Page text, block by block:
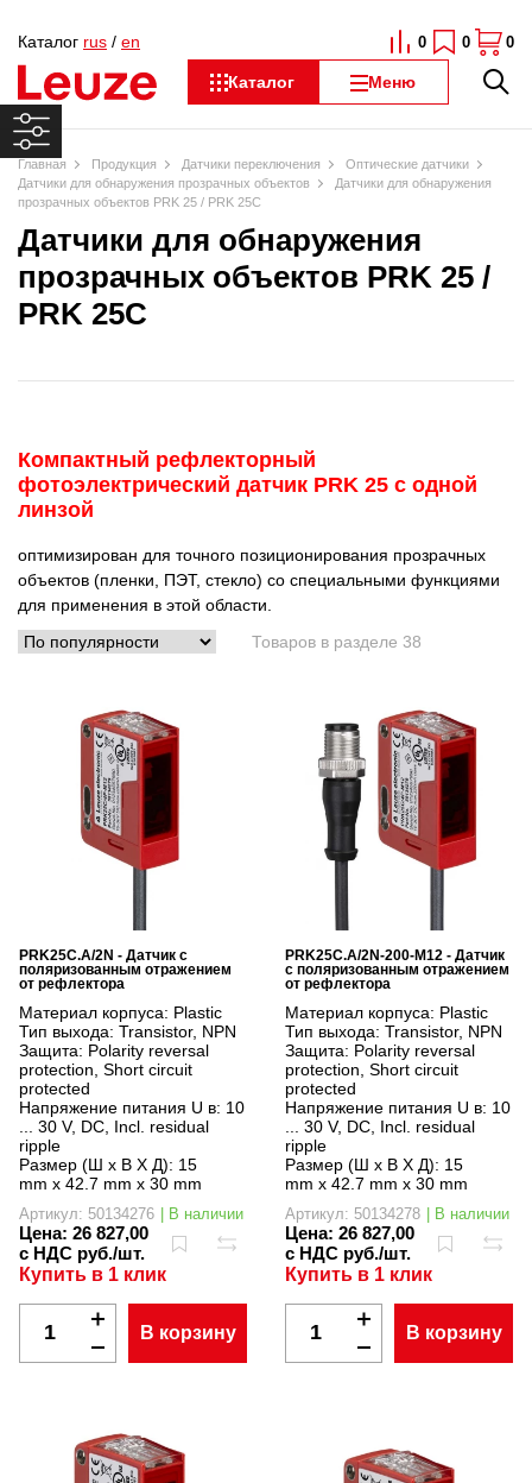
Каталог Меню
Каталог rus / en 0 0 0
Главная Продукция Датчики переключения
Оптические датчики
Датчики для обнаружения прозрачных объектов
Датчики для обнаружения
прозрачных объектов PRK 25 / PRK 25C
Датчики для обнаружения
прозрачных объектов PRK 25 /
PRK 25C
Компактный рефлекторный
фотоэлектрический датчик PRK 25 с одной
линзой
оптимизирован для точного позиционирования прозрачных
объектов (пленки, ПЭТ, стекло) со специальными функциями
для применения в этой области.
Товаров в разделе 38
PRK25C.A/2N - Датчик с
поляризованным отражением
от рефлектора
Материал корпуса: Plastic
Тип выхода: Transistor, NPN
Защита: Polarity reversal
protection, Short circuit
protected
Напряжение питания U в: 10
... 30 V, DC, Incl. residual
ripple
Размер (Ш x В X Д): 15
mm x 42.7 mm x 30 mm
Артикул: 50134276 | В наличии
Цена: 26 827,00
с НДС руб./шт.
Купить в 1 клик
В корзину
PRK25C.A/2N-200-M12 - Датчик
с поляризованным отражением
от рефлектора
Материал корпуса: Plastic
Тип выхода: Transistor, NPN
Защита: Polarity reversal
protection, Short circuit
protected
Напряжение питания U в: 10
... 30 V, DC, Incl. residual
ripple
Размер (Ш x В X Д): 15
mm x 42.7 mm x 30 mm
Артикул: 50134278 | В наличии
Цена: 26 827,00
с НДС руб./шт.
Купить в 1 клик
В корзину